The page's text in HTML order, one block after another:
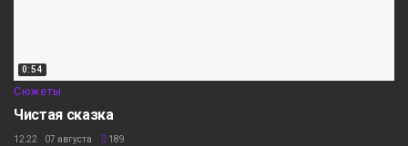
0:54
Сюжеты
Чистая сказка
12:22 07 августа 189